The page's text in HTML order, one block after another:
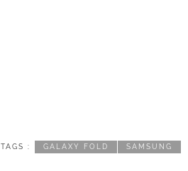
TAGS : GALAXY FOLD SAMSUNG